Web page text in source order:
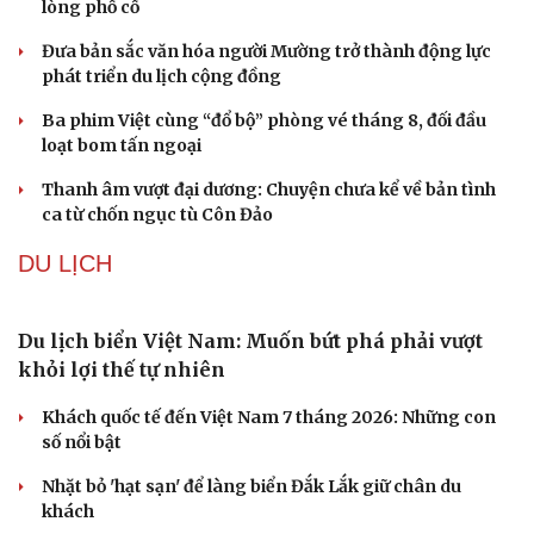
Mỹ sẽ có học thuyết hạt nhân mới đối phó với
Iran tranh thủ “khoảng ngừng” giao tranh với Mỹ để
củng cố sức mạnh quân sự
Công bố Quyết định thành lập Tiểu đoàn Hỗn hợp Lý
Sơn, tỉnh Quảng Ngãi
Tàu ngầm Nga "mặc áo giáp” để đối phó UAV Ukraine
Thủ đô Moscow của Nga tăng cường phòng thủ trước